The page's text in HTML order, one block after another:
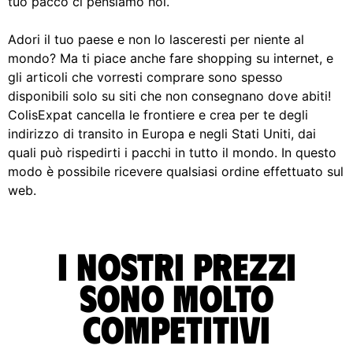
Adori il tuo paese e non lo lasceresti per niente al
mondo? Ma ti piace anche fare shopping su internet, e
gli articoli che vorresti comprare sono spesso
disponibili solo su siti che non consegnano dove abiti!
ColisExpat cancella le frontiere e crea per te degli
indirizzo di transito in Europa e negli Stati Uniti, dai
quali può rispedirti i pacchi in tutto il mondo. In questo
modo è possibile ricevere qualsiasi ordine effettuato sul
web.
I nostri prezzi
sono molto
competitivi